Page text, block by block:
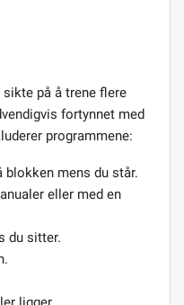
på å trene flere
fortynnet med
programmene:
blokken mens du står.
eller med en
du sitter.